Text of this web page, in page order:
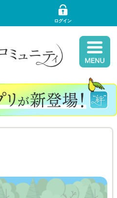
ログイン